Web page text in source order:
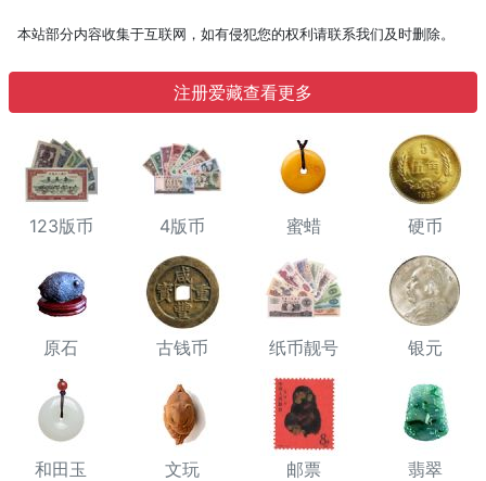
本站部分内容收集于互联网，如有侵犯您的权利请联系我们及时删除。
注册爱藏查看更多
123版币 4版币 蜜蜡 硬币
原石 古钱币 纸币靓号 银元
和田玉 文玩 邮票 翡翠